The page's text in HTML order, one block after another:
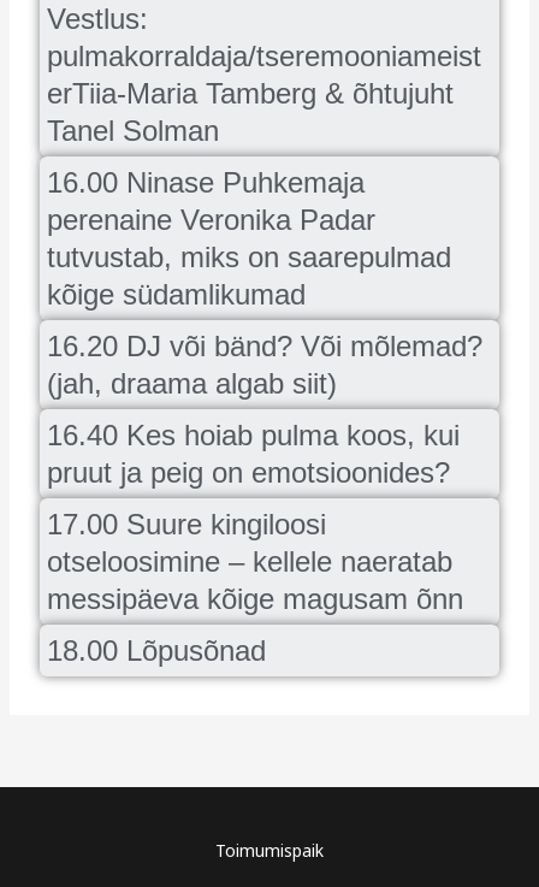
Vestlus:
pulmakorraldaja/tseremooniameist
erTiia-Maria Tamberg & õhtujuht
Tanel Solman
16.00 Ninase Puhkemaja
perenaine Veronika Padar
tutvustab, miks on saarepulmad
kõige südamlikumad
16.20 DJ või bänd? Või mõlemad?
(jah, draama algab siit)
16.40 Kes hoiab pulma koos, kui
pruut ja peig on emotsioonides?
17.00 Suure kingiloosi
otseloosimine – kellele naeratab
messipäeva kõige magusam õnn
18.00 Lõpusõnad
Toimumispaik